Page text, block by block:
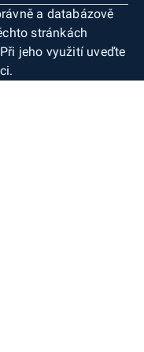
a databázově
stránkách
jeho využití uveďte